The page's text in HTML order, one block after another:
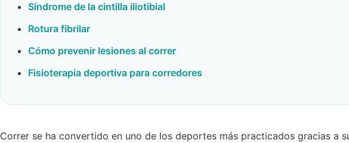
Síndrome de la cintilla iliotibial
Rotura fibrilar
Cómo prevenir lesiones al correr
Fisioterapia deportiva para corredores
Correr se ha convertido en uno de los deportes más practicados gracias a